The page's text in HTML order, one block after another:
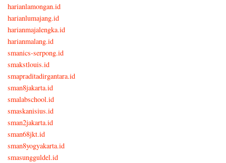
harianlamongan.id
harianlumajang.id
harianmajalengka.id
harianmalang.id
smanics-serpong.id
smakstlouis.id
smapraditadirgantara.id
sman8jakarta.id
smalabschool.id
smaskanisius.id
sman2jakarta.id
sman68jkt.id
sman8yogyakarta.id
smasungguldel.id